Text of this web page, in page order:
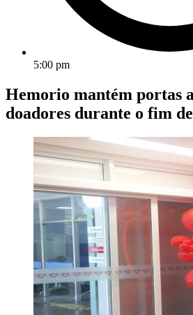
5:00 pm
Hemorio mantém portas
doadores durante o fim